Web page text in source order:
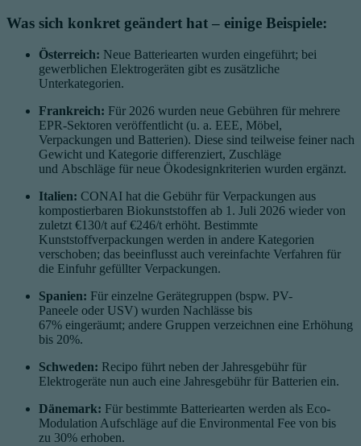
Was sich konkret geändert hat – einige Beispiele:
Österreich: Neue Batteriearten wurden eingeführt; bei
gewerblichen Elektrogeräten gibt es zusätzliche
Unterkategorien.
Frankreich: Für 2026 wurden neue Gebühren für mehrere
EPR-Sektoren veröffentlicht (u. a. EEE, Möbel,
Verpackungen und Batterien). Diese sind teilweise feiner nach
Gewicht und Kategorie differenziert, Zuschläge
und Abschläge für neue Ökodesignkriterien wurden ergänzt.
Italien: CONAI hat die Gebühr für Verpackungen aus
kompostierbaren Biokunststoffen ab 1. Juli 2026 wieder von
zuletzt €130/t auf €246/t erhöht. Bestimmte
Kunststoffverpackungen werden in andere Kategorien
verschoben; das beeinflusst auch vereinfachte Verfahren für
die Einfuhr gefüllter Verpackungen.
Spanien: Für einzelne Gerätegruppen (bspw. PV-
Paneele oder USV) wurden Nachlässe bis
67% eingeräumt; andere Gruppen verzeichnen eine Erhöhung
bis 20%.
Schweden: Recipo führt neben der Jahresgebühr für
Elektrogeräte nun auch eine Jahresgebühr für Batterien ein.
Dänemark: Für bestimmte Batteriearten werden als Eco-
Modulation Aufschläge auf die Environmental Fee von bis
zu 30% erhoben.